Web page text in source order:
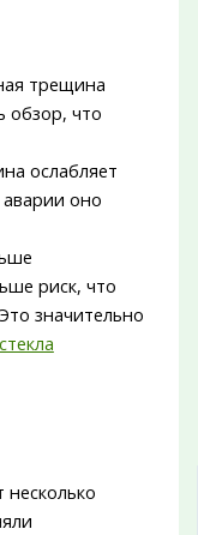
трещина
обзор, что
ослабляет
аварии оно
риск, что
значительно
несколько